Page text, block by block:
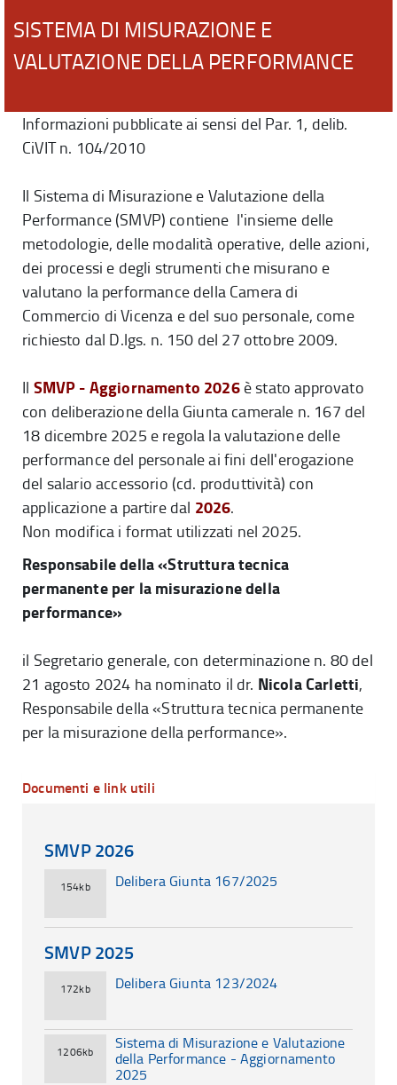
SISTEMA DI MISURAZIONE E
VALUTAZIONE DELLA PERFORMANCE
Informazioni pubblicate ai sensi del Par. 1, delib.
CiVIT n. 104/2010
Il Sistema di Misurazione e Valutazione della
Performance (SMVP) contiene l'insieme delle
metodologie, delle modalità operative, delle azioni,
dei processi e degli strumenti che misurano e
valutano la performance della Camera di
Commercio di Vicenza e del suo personale, come
richiesto dal D.lgs. n. 150 del 27 ottobre 2009.
Il SMVP - Aggiornamento 2026è stato approvato
con deliberazione della Giunta camerale n. 167 del
18 dicembre 2025 e regola la valutazione delle
performance del personale ai fini dell'erogazione
del salario accessorio (cd. produttività) con
applicazione a partire dal 2026.
Non modifica i format utilizzati nel 2025.
Responsabile della «Struttura tecnica
permanente per la misurazione della
performance»
il Segretario generale, con determinazione n. 80 del
21 agosto 2024 ha nominato il dr. Nicola Carletti,
Responsabile della «Struttura tecnica permanente
per la misurazione della performance».
Documenti e link utili
SMVP 2026
154kb Delibera Giunta 167/2025
SMVP 2025
172kb Delibera Giunta 123/2024
1206kb
Sistema di Misurazione e Valutazione
della Performance - Aggiornamento
2025